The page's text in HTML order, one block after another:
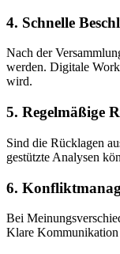
4. Schnelle
Nach der
werden. Digitale
wird.
5. Regelmäßige
Sind die Rücklagen
gestützte Analysen
6.
Bei
Klare Kommunikation